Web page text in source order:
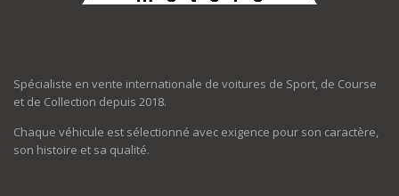
Spécialiste en vente internationale de voitures de Sport, de Course
et de Collection depuis 2018.
Chaque véhicule est sélectionné avec exigence pour son caractère,
son histoire et sa qualité.